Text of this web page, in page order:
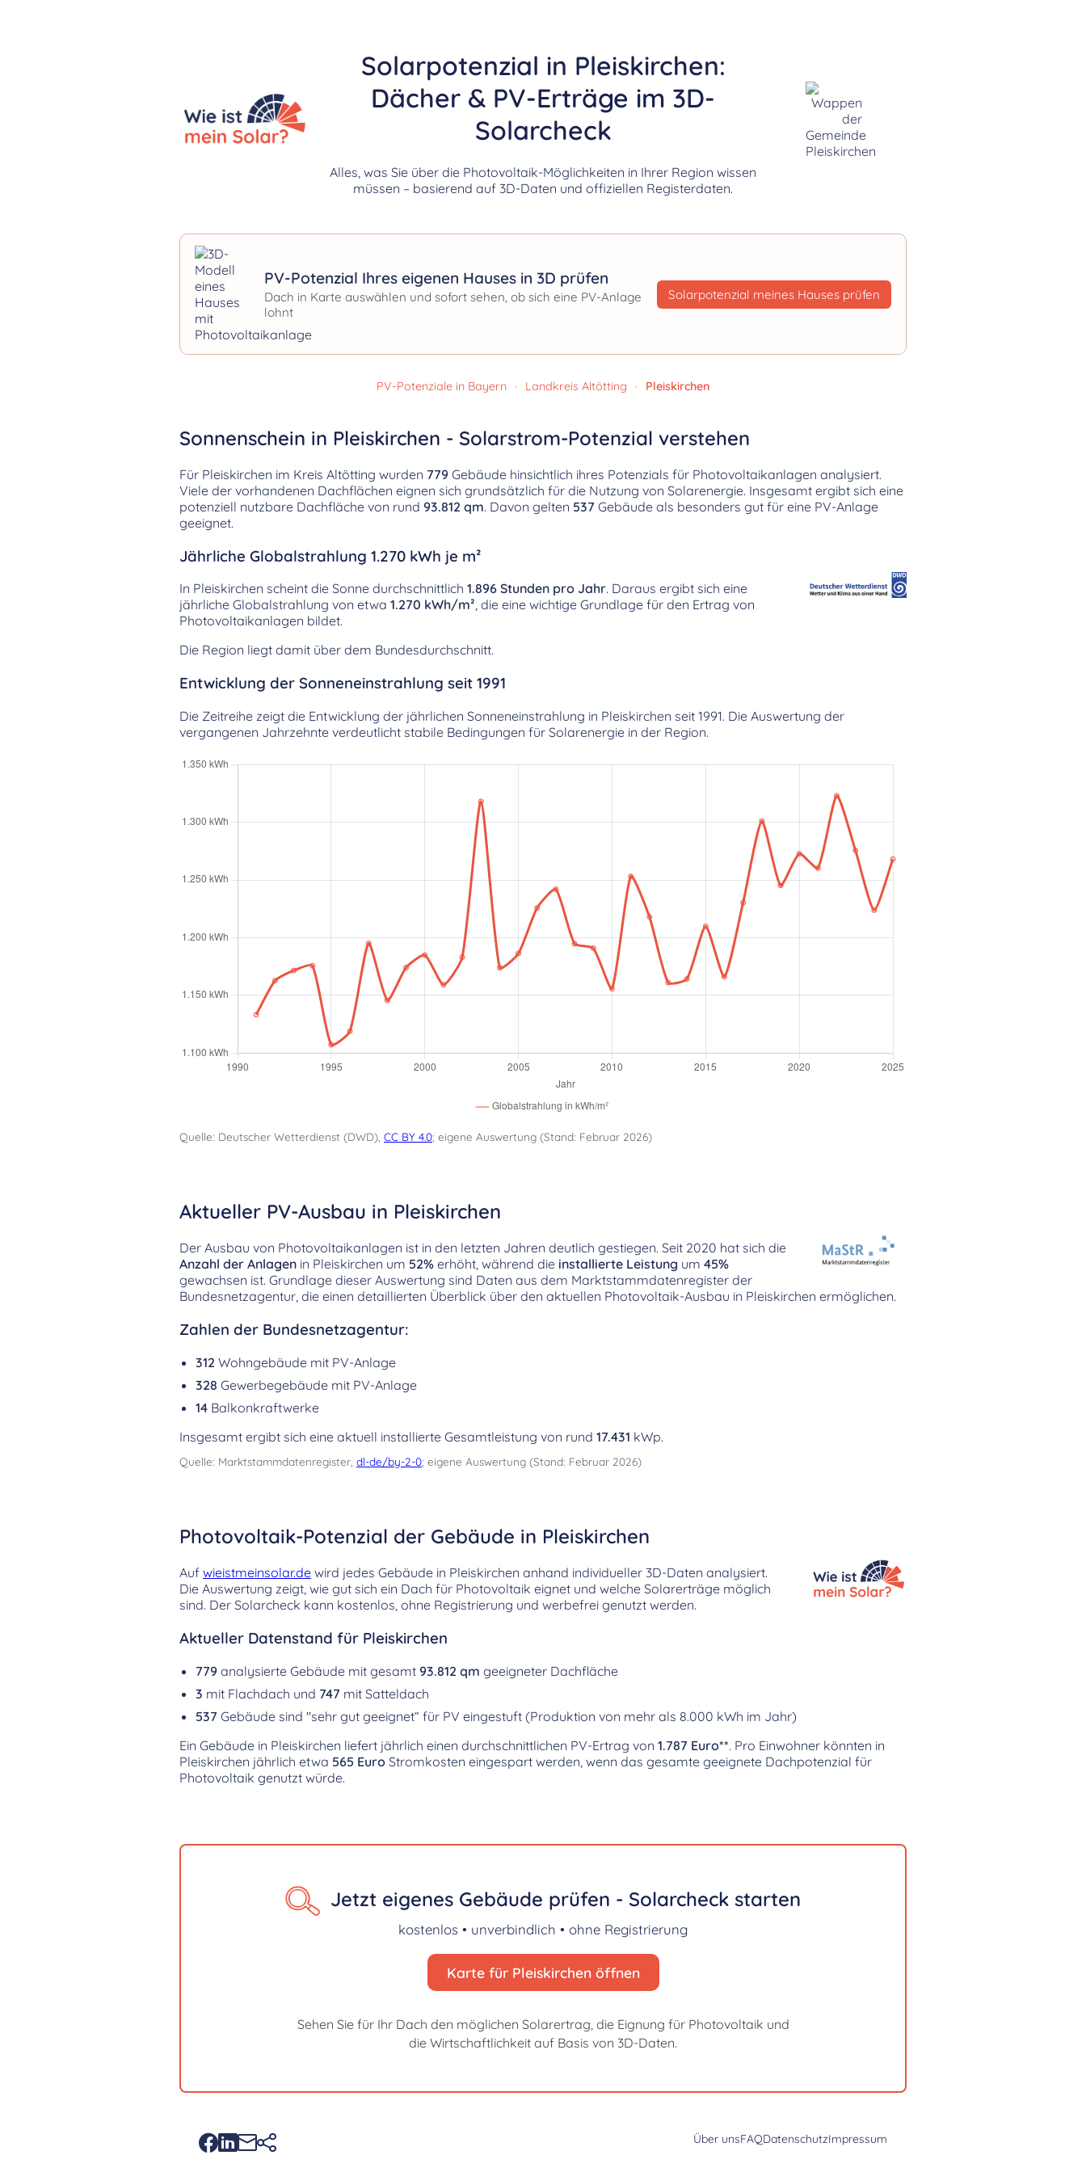
Solarpotenzial in Pleiskirchen:
Dächer & PV-Erträge im 3D-
Solarcheck
Alles, was Sie über die Photovoltaik-Möglichkeiten in Ihrer Region wissen
müssen – basierend auf 3D-Daten und offiziellen Registerdaten.
PV-Potenzial Ihres eigenen Hauses in 3D prüfen
Dach in Karte auswählen und sofort sehen, ob sich eine PV-Anlage
lohnt
Solarpotenzial meines Hauses prüfen
PV-Potenziale in Bayern · Landkreis Altötting · Pleiskirchen
Sonnenschein in Pleiskirchen - Solarstrom-Potenzial verstehen
Für Pleiskirchen im Kreis Altötting wurden 779 Gebäude hinsichtlich ihres Potenzials für Photovoltaikanlagen analysiert.
Viele der vorhandenen Dachflächen eignen sich grundsätzlich für die Nutzung von Solarenergie. Insgesamt ergibt sich eine
potenziell nutzbare Dachfläche von rund 93.812 qm. Davon gelten 537 Gebäude als besonders gut für eine PV-Anlage
geeignet.
Jährliche Globalstrahlung 1.270 kWh je m²
In Pleiskirchen scheint die Sonne durchschnittlich 1.896 Stunden pro Jahr. Daraus ergibt sich eine
jährliche Globalstrahlung von etwa 1.270 kWh/m², die eine wichtige Grundlage für den Ertrag von
Photovoltaikanlagen bildet.
Die Region liegt damit über dem Bundesdurchschnitt.
Entwicklung der Sonneneinstrahlung seit 1991
Die Zeitreihe zeigt die Entwicklung der jährlichen Sonneneinstrahlung in Pleiskirchen seit 1991. Die Auswertung der
vergangenen Jahrzehnte verdeutlicht stabile Bedingungen für Solarenergie in der Region.
Quelle: Deutscher Wetterdienst (DWD), CC BY 4.0; eigene Auswertung (Stand: Februar 2026)
Aktueller PV-Ausbau in Pleiskirchen
Der Ausbau von Photovoltaikanlagen ist in den letzten Jahren deutlich gestiegen. Seit 2020 hat sich die
Anzahl der Anlagen in Pleiskirchen um 52% erhöht, während die installierte Leistung um 45%
gewachsen ist. Grundlage dieser Auswertung sind Daten aus dem Marktstammdatenregister der
Bundesnetzagentur, die einen detaillierten Überblick über den aktuellen Photovoltaik-Ausbau in Pleiskirchen ermöglichen.
Zahlen der Bundesnetzagentur:
312 Wohngebäude mit PV-Anlage
328 Gewerbegebäude mit PV-Anlage
14 Balkonkraftwerke
Insgesamt ergibt sich eine aktuell installierte Gesamtleistung von rund 17.431 kWp.
Quelle: Marktstammdatenregister, dl-de/by-2-0; eigene Auswertung (Stand: Februar 2026)
Photovoltaik-Potenzial der Gebäude in Pleiskirchen
Auf wieistmeinsolar.de wird jedes Gebäude in Pleiskirchen anhand individueller 3D-Daten analysiert.
Die Auswertung zeigt, wie gut sich ein Dach für Photovoltaik eignet und welche Solarerträge möglich
sind. Der Solarcheck kann kostenlos, ohne Registrierung und werbefrei genutzt werden.
Aktueller Datenstand für Pleiskirchen
779 analysierte Gebäude mit gesamt 93.812 qm geeigneter Dachfläche
3 mit Flachdach und 747 mit Satteldach
537 Gebäude sind "sehr gut geeignet“ für PV eingestuft (Produktion von mehr als 8.000 kWh im Jahr)
Ein Gebäude in Pleiskirchen liefert jährlich einen durchschnittlichen PV-Ertrag von 1.787 Euro**. Pro Einwohner könnten in
Pleiskirchen jährlich etwa 565 Euro Stromkosten eingespart werden, wenn das gesamte geeignete Dachpotenzial für
Photovoltaik genutzt würde.
Jetzt eigenes Gebäude prüfen - Solarcheck starten
kostenlos • unverbindlich • ohne Registrierung
Karte für Pleiskirchen öffnen
Sehen Sie für Ihr Dach den möglichen Solarertrag, die Eignung für Photovoltaik und
die Wirtschaftlichkeit auf Basis von 3D-Daten.
Über unsFAQDatenschutzImpressum